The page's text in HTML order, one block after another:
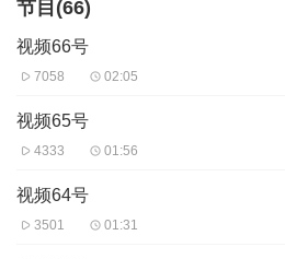
节目(66)
视频66号
7058 02:05
视频65号
4333 01:56
视频64号
3501 01:31